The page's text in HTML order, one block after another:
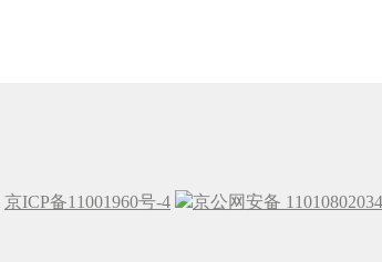
京ICP备11001960号-4 京公网安备